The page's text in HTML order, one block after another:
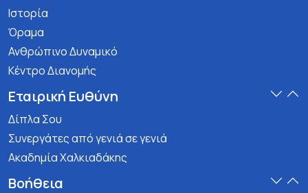
Ιστορία
Όραμα
Ανθρώπινο Δυναμικό
Κέντρο Διανομής
Εταιρική Ευθύνη
Δίπλα Σου
Συνεργάτες από γενιά σε γενιά
Ακαδημία Χαλκιαδάκης
Βοήθεια